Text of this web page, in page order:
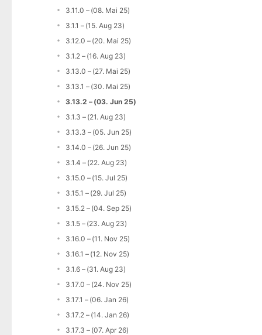
3.11.0 – (08. Mai 25)
3.1.1 – (15. Aug 23)
3.12.0 – (20. Mai 25)
3.1.2 – (16. Aug 23)
3.13.0 – (27. Mai 25)
3.13.1 – (30. Mai 25)
3.13.2 – (03. Jun 25)
3.1.3 – (21. Aug 23)
3.13.3 – (05. Jun 25)
3.14.0 – (26. Jun 25)
3.1.4 – (22. Aug 23)
3.15.0 – (15. Jul 25)
3.15.1 – (29. Jul 25)
3.15.2 – (04. Sep 25)
3.1.5 – (23. Aug 23)
3.16.0 – (11. Nov 25)
3.16.1 – (12. Nov 25)
3.1.6 – (31. Aug 23)
3.17.0 – (24. Nov 25)
3.17.1 – (06. Jan 26)
3.17.2 – (14. Jan 26)
3.17.3 – (07. Apr 26)